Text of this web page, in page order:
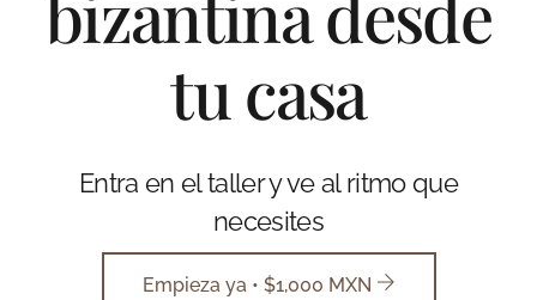
tu casa
Entra en el taller y ve al ritmo que
necesites
Empieza ya • $1,000 MXN